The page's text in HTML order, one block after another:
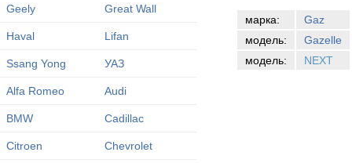
Geely Great Wall
Haval Lifan
Ssang Yong УАЗ
Alfa Romeo Audi
BMW Cadillac
Citroen Chevrolet
марка:
Gaz
модель:
Gazelle
модель:
NEXT